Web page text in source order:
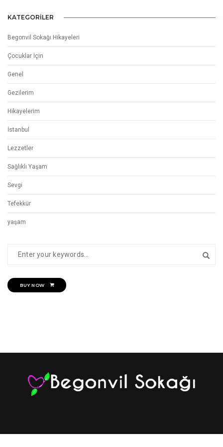
KATEGORILER
Begonvil Sokağı Hikayeleri
Çocuklar İçin
Genel
Gezilerim
Hikayelerim
İstanbul
Lezzetler
Sağlıklı Yaşam
Sevgi
Tefekkür
yaşam
BUY NOW